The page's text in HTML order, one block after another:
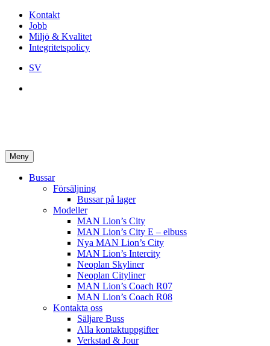
Kontakt
Jobb
Miljö & Kvalitet
Integritetspolicy
SV
Meny
Bussar
Försäljning
Bussar på lager
Modeller
MAN Lion’s City
MAN Lion’s City E – elbuss
Nya MAN Lion’s City
MAN Lion’s Intercity
Neoplan Skyliner
Neoplan Cityliner
MAN Lion’s Coach R07
MAN Lion’s Coach R08
Kontakta oss
Säljare Buss
Alla kontaktuppgifter
Verkstad & Jour